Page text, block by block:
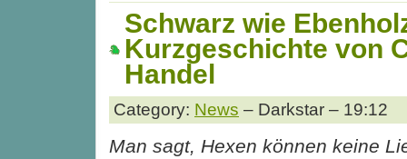
Schwarz wie
Kurzgeschichte von
Handel
Category: News – Darkstar – 19:12
Man sagt, Hexen können keine